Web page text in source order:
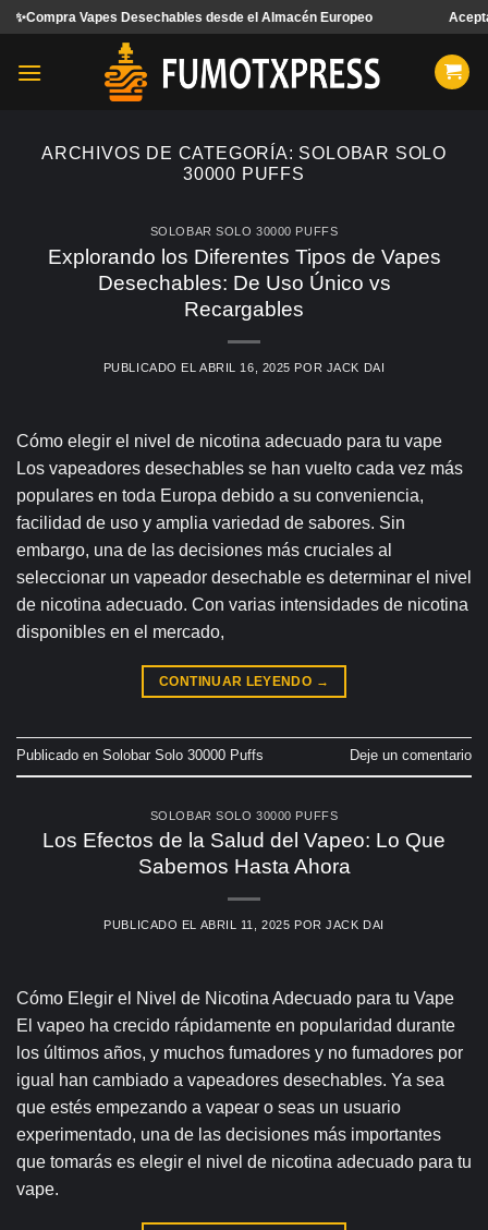
Saltar
al
contenido
Desechables desde el Almacén Europeo Aceptamos pedidos
ARCHIVOS DE CATEGORÍA: SOLOBAR SOLO
30000 PUFFS
SOLOBAR SOLO 30000 PUFFS
Explorando los Diferentes Tipos de Vapes
Desechables: De Uso Único vs
Recargables
PUBLICADO ELABRIL 16, 2025 POR JACK DAI
Cómo elegir el nivel de nicotina adecuado para tu vape
Los vapeadores desechables se han vuelto cada vez más
populares en toda Europa debido a su conveniencia,
facilidad de uso y amplia variedad de sabores. Sin
embargo, una de las decisiones más cruciales al
seleccionar un vapeador desechable es determinar el nivel
de nicotina adecuado. Con varias intensidades de nicotina
disponibles en el mercado,
CONTINUAR LEYENDO →
Publicado en Solobar Solo 30000 Puffs Deje un comentario
SOLOBAR SOLO 30000 PUFFS
Los Efectos de la Salud del Vapeo: Lo Que
Sabemos Hasta Ahora
PUBLICADO EL ABRIL 11, 2025 PORJACK DAI
Cómo Elegir el Nivel de Nicotina Adecuado para tu Vape
El vapeo ha crecido rápidamente en popularidad durante
los últimos años, y muchos fumadores y no fumadores por
igual han cambiado a vapeadores desechables. Ya sea
que estés empezando a vapear o seas un usuario
experimentado, una de las decisiones más importantes
que tomarás es elegir el nivel de nicotina adecuado para tu
vape.